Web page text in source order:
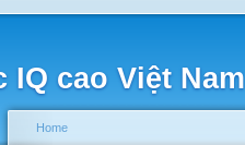
IQ cao Việt Nam
Home